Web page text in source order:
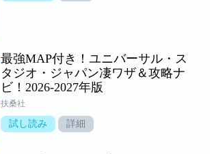
最強MAP付き！ユニバーサル・ス
タジオ・ジャパン凄ワザ＆攻略ナ
ビ！2026-2027年版
扶桑社
試し読み 詳細